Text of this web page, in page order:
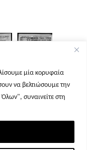
μία κορυφαία
να βελτιώσουμε την
συναινείτε στη
3 Σελίδα 4